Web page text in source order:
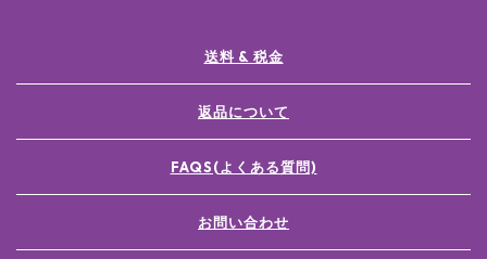
送料 & 税金
返品について
FAQS(よくある質問)
お問い合わせ